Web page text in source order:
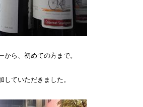
から、初めての方まで。
していただきました。